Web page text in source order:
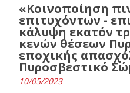
«Κοινοποίηση
επιτυχόντων -
κάλυψη εκατόν
κενών θέσεων
εποχικής
Πυροσβεστικό
10/05/2023